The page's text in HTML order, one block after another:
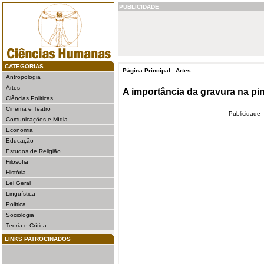
CATEGORIAS
Antropologia
Artes
Ciências Politicas
Cinema e Teatro
Comunicações e Mídia
Economia
Educação
Estudos de Religião
Filosofia
História
Lei Geral
Linguística
Política
Sociologia
Teoria e Crítica
LINKS PATROCINADOS
PUBLICIDADE
Página Principal : Artes
A importância da gravura na
Publicidade